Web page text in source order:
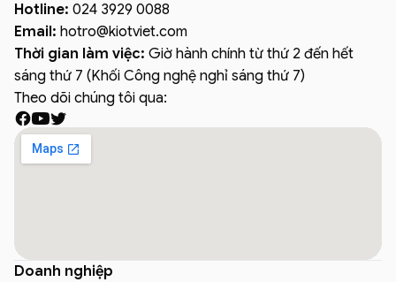
Hotline: 024 3929 0088
Email: hotro@kiotviet.com
Thời gian làm việc: Giờ hành chính từ thứ 2 đến hết
sáng thứ 7 (Khối Công nghệ nghỉ sáng thứ 7)
Theo dõi chúng tôi qua:
Doanh nghiệp